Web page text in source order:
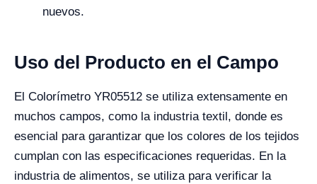
nuevos.
Uso del Producto en el Campo
El Colorímetro YR05512 se utiliza extensamente en
muchos campos, como la industria textil, donde es
esencial para garantizar que los colores de los tejidos
cumplan con las especificaciones requeridas. En la
industria de alimentos, se utiliza para verificar la